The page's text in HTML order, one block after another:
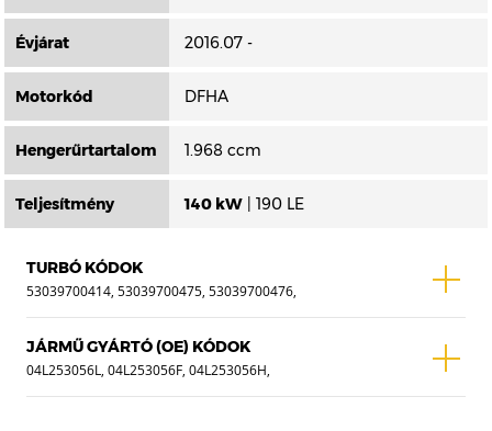
Évjárat 2016.07 -
Motorkód DFHA
Hengerűrtartalom 1.968 ccm
Teljesítmény 140 kW | 190 LE
TURBÓ KÓDOK
53039700414, 53039700475, 53039700476,
53039700542, 53039700620, 53039880414,
53039880475, 53039880476, 53039880542,
53039880620
JÁRMŰ GYÁRTÓ (OE) KÓDOK
04L253056L, 04L253056F, 04L253056H,
04L253056C, 04L253056LV, 04L253056LX,